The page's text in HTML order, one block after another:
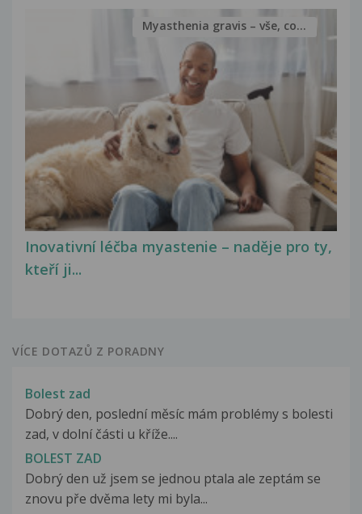
Inovativní léčba myastenie – naděje pro ty,
kteří ji...
Myasthenia gravis – vše, co...
VÍCE DOTAZŮ Z PORADNY
Bolest zad
Dobrý den, poslední měsíc mám problémy s bolesti
zad, v dolní části u kříže....
BOLEST ZAD
Dobrý den už jsem se jednou ptala ale zeptám se
znovu pře dvěma lety mi byla...